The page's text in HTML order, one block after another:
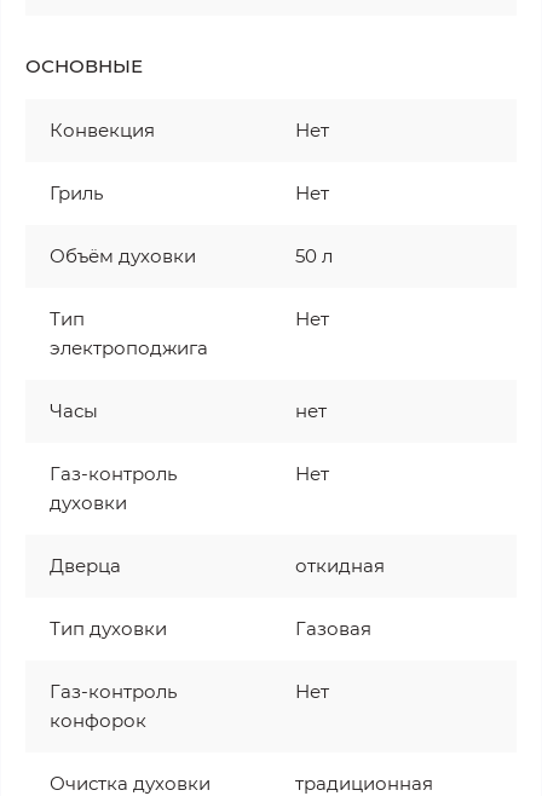
ОСНОВНЫЕ
Конвекция Нет
Гриль Нет
Объём духовки 50 л
Тип
электроподжига
Нет
Часы нет
Газ-контроль
духовки
Нет
Дверца откидная
Тип духовки Газовая
Газ-контроль
конфорок
Нет
Очистка духовки традиционная